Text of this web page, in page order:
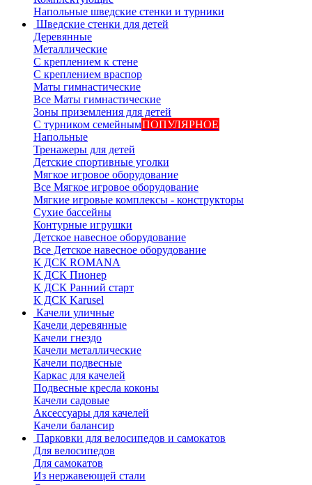
Напольные шведские стенки и турники
Шведские стенки для детей
Деревянные
Металлические
С креплением к стене
С креплением враспор
Маты гимнастические
Все Маты гимнастические
Зоны приземления для детей
С турником семейнымПОПУЛЯРНОЕ
Напольные
Тренажеры для детей
Детские спортивные уголки
Мягкое игровое оборудование
Все Мягкое игровое оборудование
Мягкие игровые комплексы - конструкторы
Сухие бассейны
Контурные игрушки
Детское навесное оборудование
Все Детское навесное оборудование
К ДСК ROMANA
К ДСК Пионер
К ДСК Ранний старт
К ДСК Karusel
Качели уличные
Качели деревянные
Качели гнездо
Качели металлические
Качели подвесные
Каркас для качелей
Подвесные кресла коконы
Качели садовые
Аксессуары для качелей
Качели балансир
Парковки для велосипедов и самокатов
Для велосипедов
Для самокатов
Из нержавеющей стали